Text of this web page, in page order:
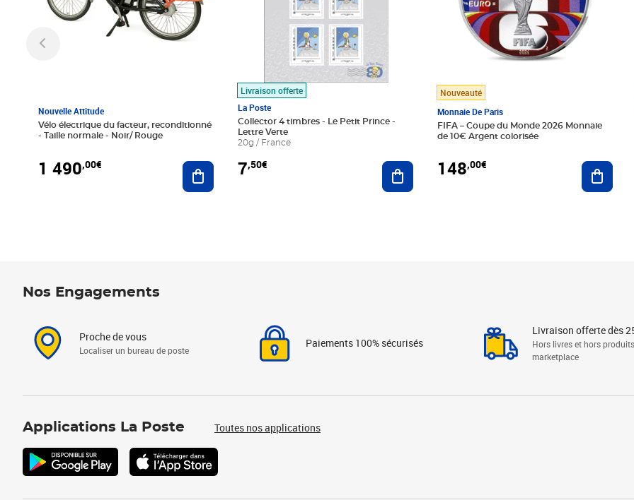
Nouvelle Attitude
Vélo électrique du facteur, reconditionné
- Taille normale - Noir/ Rouge
1 490,00€ Ajouter au panier
Livraison offerte
La Poste
Collector 4 timbres - Le Petit Prince -
Lettre Verte
20g / France
7,50€ Ajouter au panier
Nouveauté
Monnaie De Paris
FIFA – Coupe du Monde 2026 Monnaie
de 10€ Argent colorisée
148,00€
Nos Engagements
Proche de vous
Localiser un bureau de poste
Paiements 100% sécurisés
Livraison offerte dès
Hors livres et hors produits
marketplace
Applications La Poste Toutes nos applications